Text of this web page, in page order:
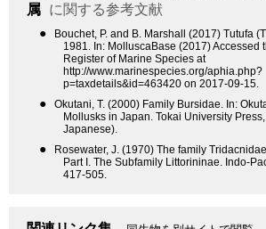
属 に関する参考文献
●
Bouchet, P. and B. Marshall (2017) Tutufa
1981. In: MolluscaBase (2017) Accessed
Register of Marine Species at
http://www.marinespecies.org/aphia.php?
p=taxdetails&id=463420 on 2017-09-15.
●
Okutani, T. (2000) Family Bursidae. In:
Mollusks in Japan. Tokai University
Japanese).
●
Rosewater, J. (1970) The family
Part I. The Subfamily Littorininae. Indo-
417-505.